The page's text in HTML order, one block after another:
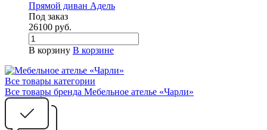
Прямой диван Адель
Под заказ
26100 руб.
В корзину В корзине
Все товары категории
Все товары бренда Мебельное ателье «Чарли»